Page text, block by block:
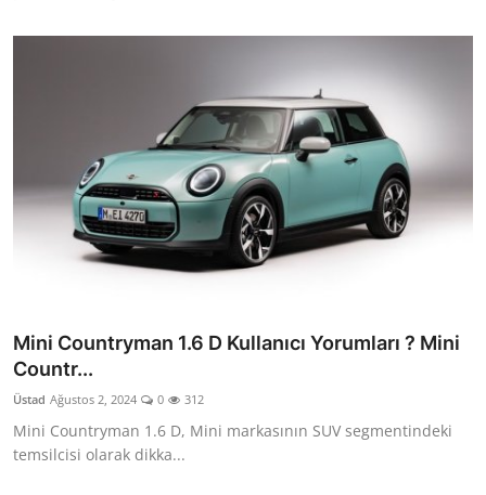
Mini Countryman 1.6 D Kullanıcı Yorumları ? Mini
Countr...
Üstad Ağustos 2, 2024 0 312
Mini Countryman 1.6 D, Mini markasının SUV segmentindeki
temsilcisi olarak dikka...